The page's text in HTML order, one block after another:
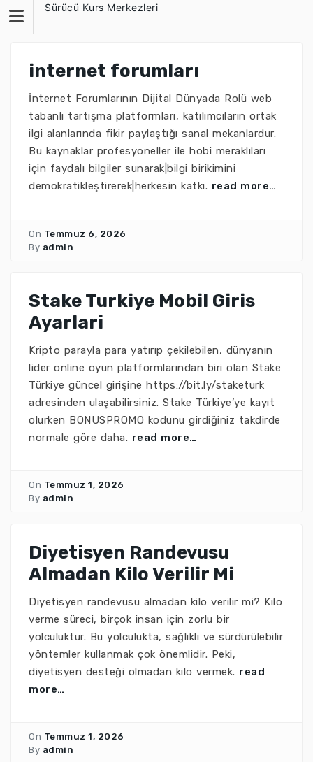
content
Sürücü Kurs Merkezleri
internet forumları
İnternet Forumlarının Dijital Dünyada Rolü web
tabanlı tartışma platformları, katılımcıların ortak
ilgi alanlarında fikir paylaştığı sanal mekanlardur.
Bu kaynaklar profesyoneller ile hobi meraklıları
için faydalı bilgiler sunarak|bilgi birikimini
demokratikleştirerek|herkesin katkı. read more…
On Temmuz 6, 2026
By admin
Stake Turkiye Mobil Giris
Ayarlari
Kripto parayla para yatırıp çekilebilen, dünyanın
lider online oyun platformlarından biri olan Stake
Türkiye güncel girişine https://bit.ly/staketurk
adresinden ulaşabilirsiniz. Stake Türkiye’ye kayıt
olurken BONUSPROMO kodunu girdiğiniz takdirde
normale göre daha. read more…
On Temmuz 1, 2026
By admin
Diyetisyen Randevusu
Almadan Kilo Verilir Mi
Diyetisyen randevusu almadan kilo verilir mi? Kilo
verme süreci, birçok insan için zorlu bir
yolculuktur. Bu yolculukta, sağlıklı ve sürdürülebilir
yöntemler kullanmak çok önemlidir. Peki,
diyetisyen desteği olmadan kilo vermek. read
more…
On Temmuz 1, 2026
By admin